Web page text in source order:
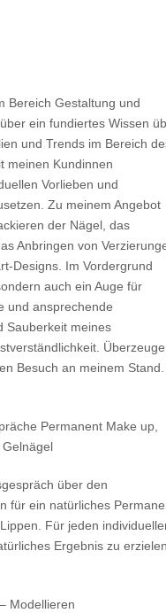
Bereich Gestaltung und
ein fundiertes Wissen
und Trends im Bereich
meinen Kundinnen
Vorlieben und
Zu meinem Angebot
der Nägel, das
Anbringen von
Designs. Im Vordergrund
auch ein Auge für
und ansprechende
Sauberkeit meines
Besuch an meinem Stand.
Permanent Make up,
über den
für ein natürliches
Für jeden
Ergebnis zu
Modellieren